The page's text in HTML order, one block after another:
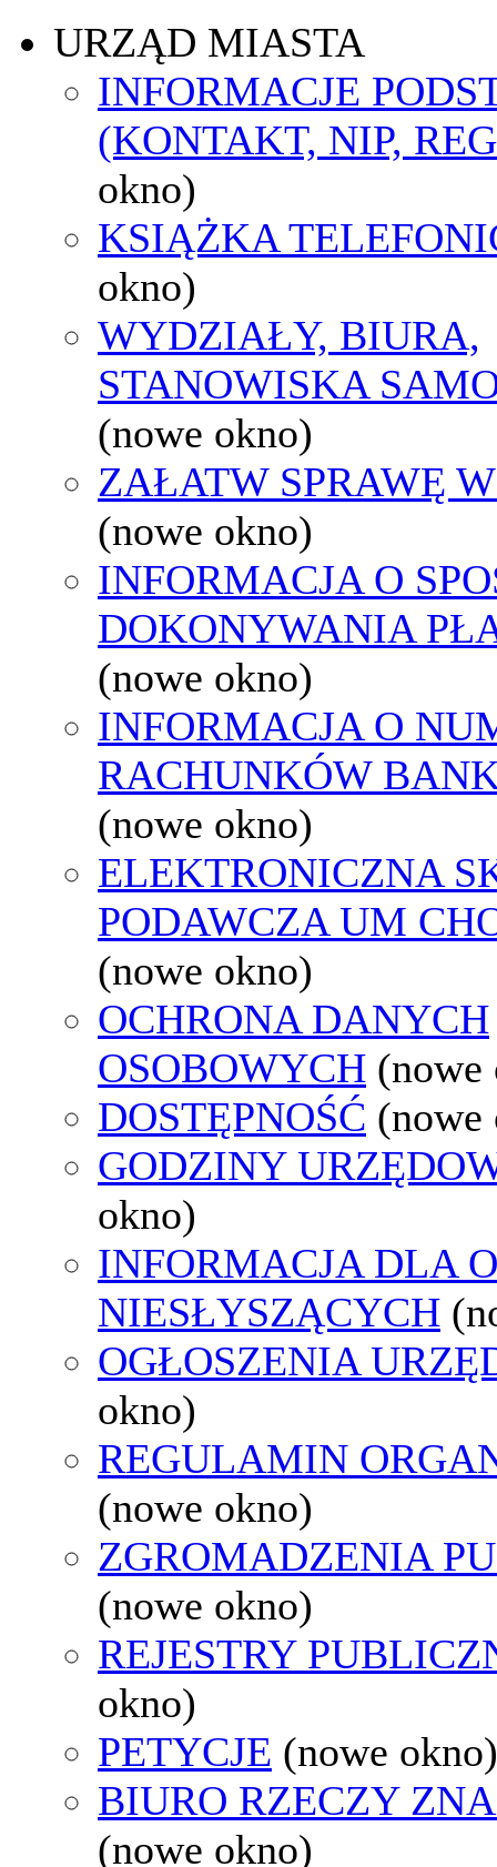
URZĄD MIASTA
INFORMACJE
(KONTAKT, NIP,
okno)
KSIĄŻKA
okno)
WYDZIAŁY, BIURA,
STANOWISKA
(nowe okno)
ZAŁATW SPRAWĘ
(nowe okno)
INFORMACJA O
DOKONYWANIA
(nowe okno)
INFORMACJA O
RACHUNKÓW
(nowe okno)
ELEKTRONICZNA
PODAWCZA UM
(nowe okno)
OCHRONA DANYCH
OSOBOWYCH (nowe
DOSTĘPNOŚĆ (nowe
GODZINY
okno)
INFORMACJA DLA
NIESŁYSZĄCYCH
OGŁOSZENIA
okno)
REGULAMIN
(nowe okno)
ZGROMADZENIA
(nowe okno)
REJESTRY
okno)
PETYCJE (nowe okno)
BIURO RZECZY
(nowe okno)